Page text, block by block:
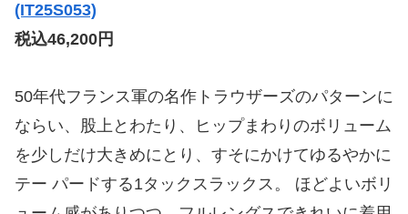
(IT25S053)
税込46,200円
50年代フランス軍の名作トラウザーズのパターンに
ならい、股上とわたり、ヒップまわりのボリューム
を少しだけ大きめにとり、すそにかけてゆるやかに
テー パードする1タックスラックス。 ほどよいボリ